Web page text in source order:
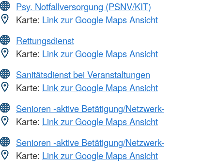
Psy. Notfallversorgung (PSNV/KIT)
Karte: Link zur Google Maps Ansicht
Rettungsdienst
Karte: Link zur Google Maps Ansicht
Sanitätsdienst bei Veranstaltungen
Karte: Link zur Google Maps Ansicht
Senioren -aktive Betätigung/Netzwerk-
Karte: Link zur Google Maps Ansicht
Senioren -aktive Betätigung/Netzwerk-
Karte: Link zur Google Maps Ansicht